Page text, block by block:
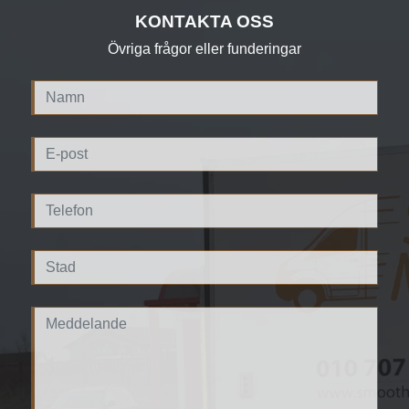
Vi hjälper även kunder i närliggande orter och utför
regelbundet uppdrag i Laröd, Rydebäck, Åstorp och
Viken.
Be om en offert
Smooth Move Flytt & Städ AB
Flyttfirma Helsingborg
Vi hjälper dig medflyttpackning
, demontering,
bortforsling
Vi kan även hjälp dig med en avslutande
med fokus på en hygienisk och god arbetsmiljö.
Be om en offert
Flyttfirma Helsingborg
KONTAKTA OSS
Övriga frågor eller funderingar